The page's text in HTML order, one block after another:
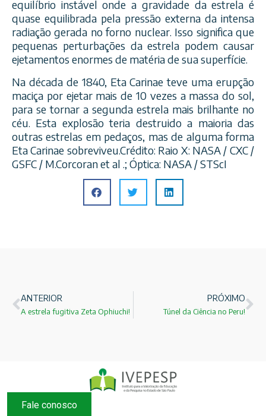
equilíbrio instável onde a gravidade da estrela é
quase equilibrada pela pressão externa da intensa
radiação gerada no forno nuclear. Isso significa que
pequenas perturbações da estrela podem causar
ejetamentos enormes de matéria de sua superfície.
Na década de 1840, Eta Carinae teve uma erupção
maciça por ejetar mais de 10 vezes a massa do sol,
para se tornar a segunda estrela mais brilhante no
céu. Esta explosão teria destruido a maioria das
outras estrelas em pedaços, mas de alguma forma
Eta Carinae sobreviveu.Crédito: Raio X: NASA / CXC /
GSFC / M.Corcoran et al .; Óptica: NASA / STScI
ANTERIOR
A estrela fugitiva Zeta Ophiuchi!
PRÓXIMO
Túnel da Ciência no Peru!
Fale conosco